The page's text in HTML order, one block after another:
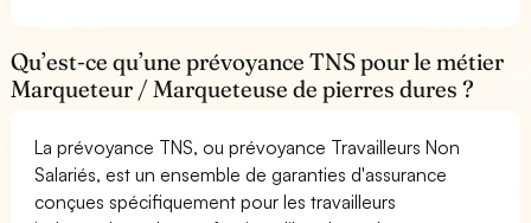
Qu’est-ce qu’une prévoyance TNS pour le métier
Marqueteur / Marqueteuse de pierres dures ?
La prévoyance TNS, ou prévoyance Travailleurs Non
Salariés, est un ensemble de garanties d'assurance
conçues spécifiquement pour les travailleurs